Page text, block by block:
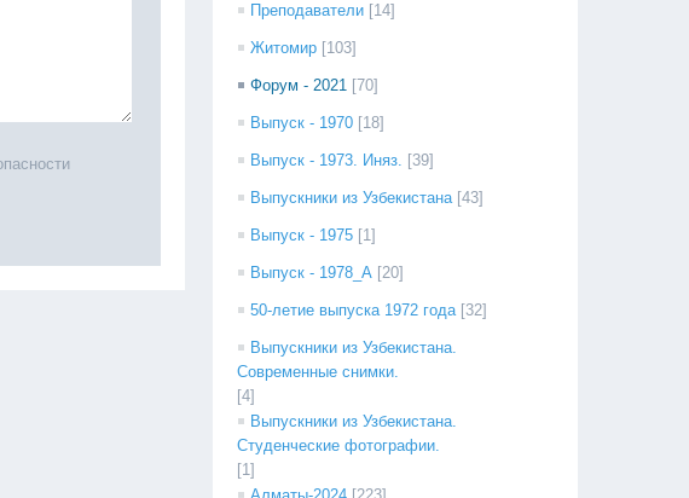
Преподаватели [14]
Житомир [103]
Форум - 2021 [70]
Выпуск - 1970 [18]
Выпуск - 1973. Иняз. [39]
Выпускники из Узбекистана [43]
Выпуск - 1975 [1]
Выпуск - 1978_А [20]
50-летие выпуска 1972 года [32]
Выпускники из Узбекистана.
Современные снимки.
[4]
Выпускники из Узбекистана.
Студенческие фотографии.
[1]